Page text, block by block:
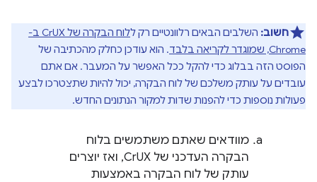
חשוב: השלבים הבאים רלוונטיים רק ל
לוח הבקרה של CrUX ב-
Chrome, שמוגדר לקריאה בלבד
. הוא עודכן כחלק מהכתיבה של
הפוסט הזה בבלוג כדי להקל ככל האפשר על המעבר. אם אתם
עובדים על עותק משלכם של לוח הבקרה, יכול להיות שתצטרכו לבצע
פעולות נוספות כדי להפנות שדות למקור הנתונים החדש.
מוודאים שאתם משתמשים בלוח
הבקרה העדכני של CrUX, ואז יוצרים
עותק של לוח הבקרה באמצעות